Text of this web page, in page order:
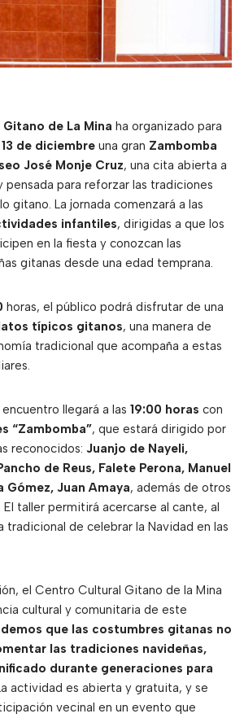
de La Mina ha organizado para
de diciembre una gran Zambomba
José Monje Cruz, una cita abierta a
para reforzar las tradiciones
gitano. La jornada comenzará a las
infantiles, dirigidas a que los
en la fiesta y conozcan las
gitanas desde una edad temprana.
horas, el público podrá disfrutar de una
típicos gitanos, una manera de
tradicional que acompaña a estas
llegará a las 19:00 horas con
“Zambomba”, que estará dirigido por
reconocidos: Juanjo de Nayeli,
de Reus, Falete Perona, Manuel
Gómez, Juan Amaya, además de otros
. El taller permitirá acercarse al cante, al
tradicional de celebrar la Navidad en las
el Centro Cultural Gitano de la Mina
cultural y comunitaria de este
que las costumbres gitanas no
las tradiciones navideñas,
durante generaciones para
actividad es abierta y gratuita, y se
vecinal en un evento que